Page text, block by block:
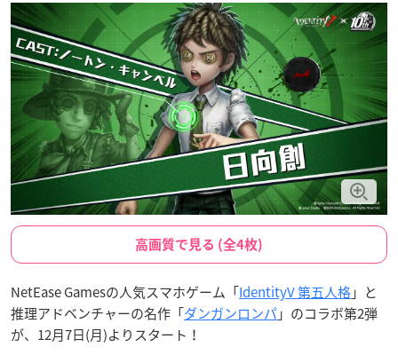
高画質で見る (全4枚)
NetEase Gamesの人気スマホゲーム「IdentityV 第五人格」と
推理アドベンチャーの名作「ダンガンロンパ」のコラボ第2弾
が、12月7日(月)よりスタート！